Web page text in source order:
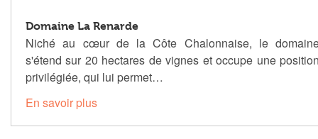
Domaine La Renarde
Niché au cœur de la Côte Chalonnaise, le
s'étend sur 20 hectares de vignes et occupe une
privilégiée, qui lui permet…
En savoir plus